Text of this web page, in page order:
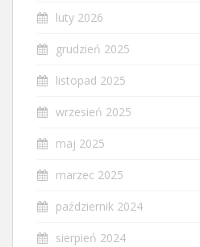
luty 2026
grudzień 2025
listopad 2025
wrzesień 2025
maj 2025
marzec 2025
październik 2024
sierpień 2024